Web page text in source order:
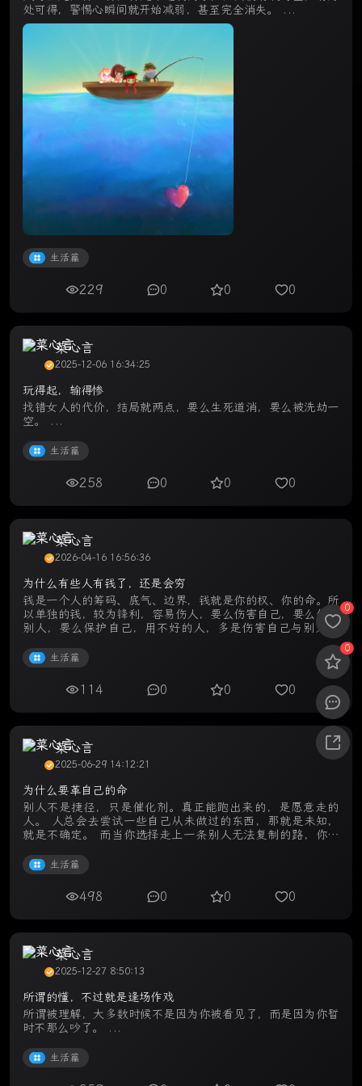
处可得，警惕心瞬间就开始减弱，甚至完全消失。 ...
生活篇
229 0 0 0
菜心言
2025-12-06 16:34:25
玩得起，输得惨
找错女人的代价，结局就两点，要么生死道消，要么被洗劫一
空。 ...
生活篇
258 0 0 0
菜心言
2026-04-16 16:56:36
为什么有些人有钱了，还是会穷
钱是一个人的筹码、底气、边界，钱就是你的权、你的命。所
以单独的钱，较为锋利，容易伤人，要么伤害自己，要么伤害
别人，要么保护自己，用不好的人，多是伤害自己与别人。
生活篇
114 0 0 0
菜心言
2025-06-29 14:12:21
为什么要革自己的命
别人不是捷径，只是催化剂。真正能跑出来的，是愿意走的
人。 人总会去尝试一些自己从未做过的东西，那就是未知，
就是不确定。 而当你选择走上一条别人无法复制的路，你就
悉的公 ...
生活篇
498 0 0 0
菜心言
2025-12-27 8:50:13
所谓的懂，不过就是逢场作戏
所谓被理解，大多数时候不是因为你被看见了，而是因为你暂
时不那么吵了。 ...
生活篇
0
0